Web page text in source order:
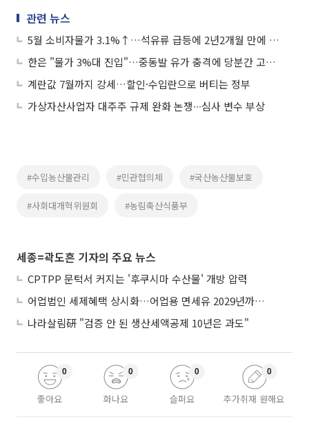
관련 뉴스
5월 소비자물가 3.1%↑…석유류 급등에 2년2개월 만에 최고
한은 "물가 3%대 진입"…중동발 유가 충격에 당분간 고물가 경계
계란값 7월까지 강세…할인·수입란으로 버티는 정부
가상자산사업자 대주주 규제 완화 논쟁∙∙∙심사 변수 부상
#수입농산물관리 #민관협의체 #국산농산물보호
#사회대개혁위원회 #농림축산식품부
세종=곽도흔 기자의 주요 뉴스
CPTPP 문턱서 커지는 '후쿠시마 수산물' 개방 압력
어업법인 세제혜택 상시화…어업용 면세유 2029년까지 연장
나라살림硏 "검증 안 된 생산세액공제 10년은 과도"
좋아요
0
화나요
0
슬퍼요
0
추가취재 원해요
0